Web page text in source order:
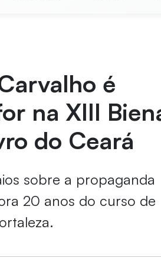
é
na XIII
do Ceará
sobre a propaganda
20 anos do curso de